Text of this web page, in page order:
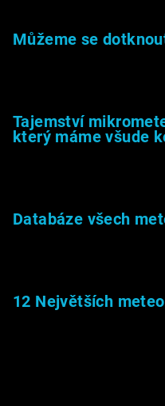
Můžeme se
Tajemství
který máme všude
Databáze všech
12 Největších